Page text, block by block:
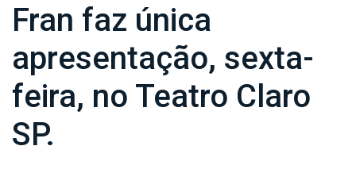
Fran faz única
apresentação, sexta-
feira, no Teatro Claro
SP.